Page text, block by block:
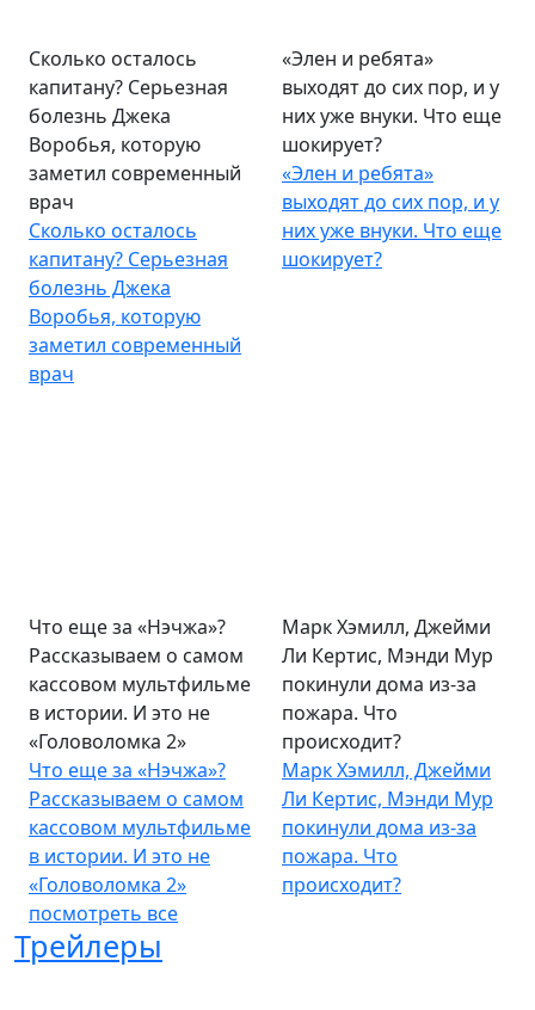
Сколько осталось
капитану? Серьезная
болезнь Джека
Воробья, которую
заметил современный
врач
Сколько осталось
капитану? Серьезная
болезнь Джека
Воробья, которую
заметил современный
врач
«Элен и ребята»
выходят до сих пор, и у
них уже внуки. Что еще
шокирует?
«Элен и ребята»
выходят до сих пор, и у
них уже внуки. Что еще
шокирует?
Что еще за «Нэчжа»?
Рассказываем о самом
кассовом мультфильме
в истории. И это не
«Головоломка 2»
Что еще за «Нэчжа»?
Рассказываем о самом
кассовом мультфильме
в истории. И это не
«Головоломка 2»
Марк Хэмилл, Джейми
Ли Кертис, Мэнди Мур
покинули дома из-за
пожара. Что
происходит?
Марк Хэмилл, Джейми
Ли Кертис, Мэнди Мур
покинули дома из-за
пожара. Что
происходит?
посмотреть все
Трейлеры